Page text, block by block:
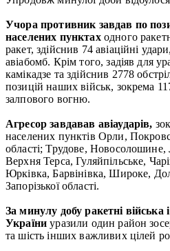
Учора противник завдав по
населених пунктах одного
ракет, здійснив 74 авіаційні
авіабомб. Крім того, задіяв для
камікадзе та здійснив 2778
позицій наших військ, зокрема
залпового вогню.
Агресор завдавав авіаударів,
населених пунктів Орли,
області; Трудове,
Верхня Терса, Гуляйпільське,
Юрківка, Барвінівка, Широке,
Запорізької області.
За минулу добу ракетні війська
Україниуразили один район
та шість інших важливих цілей